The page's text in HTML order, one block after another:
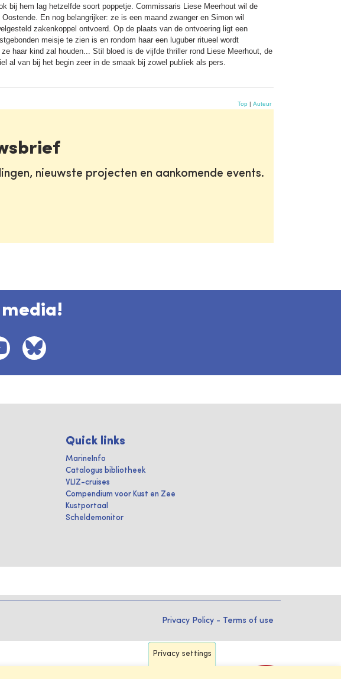
bij hem lag hetzelfde soort poppetje. Commissaris Liese Meerhout wil de
En nog belangrijker: ze is een maand zwanger en Simon wil
zakenkoppel ontvoerd. Op de plaats van de ontvoering ligt een
meisje te zien is en rondom haar een luguber ritueel wordt
haar kind zal houden... Stil bloed is de vijfde thriller rond Liese Meerhout, de
al van bij het begin zeer in de smaak bij zowel publiek als pers.
Top | Auteur
nieuwste projecten en aankomende events.
media!
Quick links
MarineInfo
Catalogus bibliotheek
VLIZ-cruises
Compendium voor Kust en Zee
Kustportaal
Scheldemonitor
Privacy Policy - Terms of use
Privacy settings